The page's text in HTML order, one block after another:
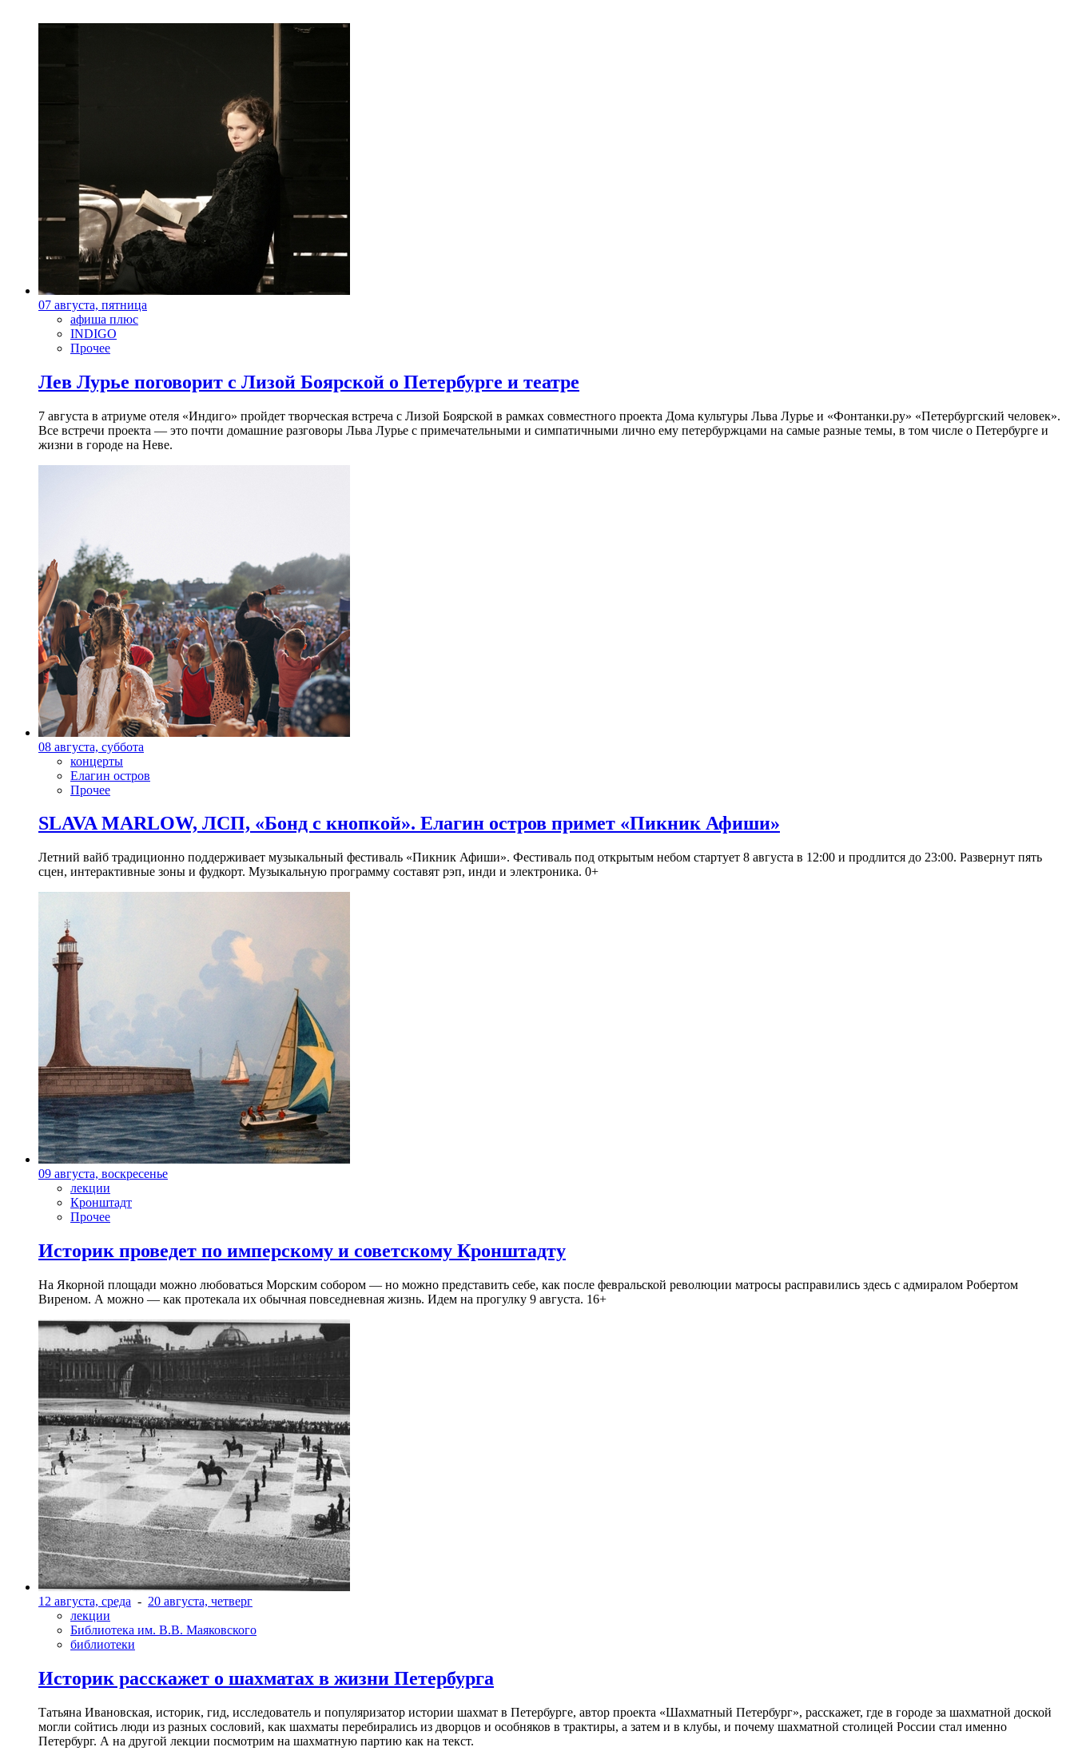
07 августа, пятница
афиша плюс
INDIGO
Прочее
Лев Лурье поговорит с Лизой Боярской о Петербурге и театре
7 августа в атриуме отеля «Индиго» пройдет творческая встреча с Лизой Боярской в рамках совместного проекта Дома культуры Льва Лурье и «Фонтанки.ру» «Петербургский человек».
Все встречи проекта — это почти домашние разговоры Льва Лурье с примечательными и симпатичными лично ему петербуржцами на самые разные темы, в том числе о Петербурге и
жизни в городе на Неве.
08 августа, суббота
концерты
Елагин остров
Прочее
SLAVA MARLOW, ЛСП, «Бонд с кнопкой». Елагин остров примет «Пикник Афиши»
Летний вайб традиционно поддерживает музыкальный фестиваль «Пикник Афиши». Фестиваль под открытым небом стартует 8 августа в 12:00 и продлится до 23:00. Развернут пять
сцен, интерактивные зоны и фудкорт. Музыкальную программу составят рэп, инди и электроника. 0+
09 августа, воскресенье
лекции
Кронштадт
Прочее
Историк проведет по имперскому и советскому Кронштадту
На Якорной площади можно любоваться Морским собором — но можно представить себе, как после февральской революции матросы расправились здесь с адмиралом Робертом
Виреном. А можно — как протекала их обычная повседневная жизнь. Идем на прогулку 9 августа. 16+
12 августа, среда - 20 августа, четверг
лекции
Библиотека им. В.В. Маяковского
библиотеки
Историк расскажет о шахматах в жизни Петербурга
Татьяна Ивановская, историк, гид, исследователь и популяризатор истории шахмат в Петербурге, автор проекта «Шахматный Петербург», расскажет, где в городе за шахматной доской
могли сойтись люди из разных сословий, как шахматы перебирались из дворцов и особняков в трактиры, а затем и в клубы, и почему шахматной столицей России стал именно
Петербург. А на другой лекции посмотрим на шахматную партию как на текст.